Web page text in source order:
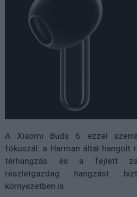
A Xiaomi Buds 6 ezzel
fókuszál: a Harman által hangolt
térhangzás és a fejlett
részletgazdag hangzást
környezetben is.